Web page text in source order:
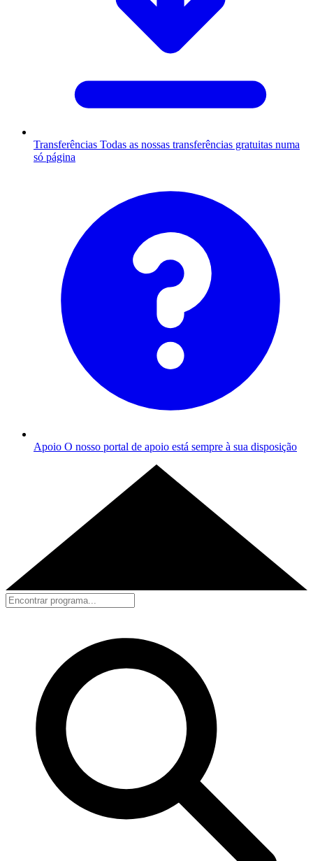
Transferências Todas as nossas transferências gratuitas numa
só página
Apoio O nosso portal de apoio está sempre à sua disposição